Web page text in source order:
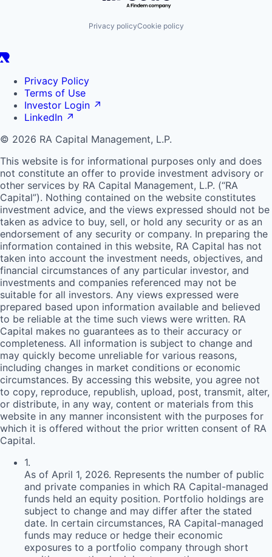
Privacy policyCookie policy
Privacy Policy
Terms of Use
Investor Login ↗
LinkedIn ↗
© 2026 RA Capital Management, L.P.
This website is for informational purposes only and does
not constitute an offer to provide investment advisory or
other services by RA Capital Management, L.P. (“RA
Capital”). Nothing contained on the website constitutes
investment advice, and the views expressed should not be
taken as advice to buy, sell, or hold any security or as an
endorsement of any security or company. In preparing the
information contained in this website, RA Capital has not
taken into account the investment needs, objectives, and
financial circumstances of any particular investor, and
investments and companies referenced may not be
suitable for all investors. Any views expressed were
prepared based upon information available and believed
to be reliable at the time such views were written. RA
Capital makes no guarantees as to their accuracy or
completeness. All information is subject to change and
may quickly become unreliable for various reasons,
including changes in market conditions or economic
circumstances. By accessing this website, you agree not
to copy, reproduce, republish, upload, post, transmit, alter,
or distribute, in any way, content or materials from this
website in any manner inconsistent with the purposes for
which it is offered without the prior written consent of RA
Capital.
1.
As of April 1, 2026. Represents the number of public
and private companies in which RA Capital-managed
funds held an equity position. Portfolio holdings are
subject to change and may differ after the stated
date. In certain circumstances, RA Capital-managed
funds may reduce or hedge their economic
exposures to a portfolio company through short